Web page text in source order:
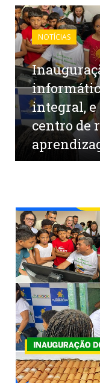
NOTÍCIAS
integral, e
centro de